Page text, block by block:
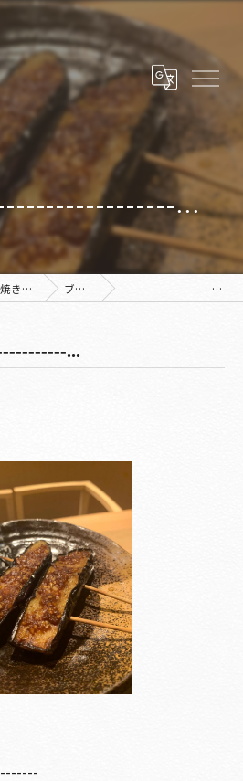
...
ひばりが丘で居酒屋なら焼き鳥 石橋 ブログ ------------------------------...
...